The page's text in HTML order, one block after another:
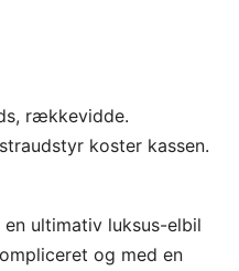
rækkevidde.
koster kassen.
en ultimativ luksus-elbil
og med en